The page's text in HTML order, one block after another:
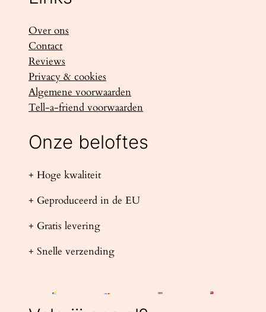
Over ons
Contact
Reviews
Privacy & cookies
Algemene voorwaarden
Tell-a-friend voorwaarden
Onze beloftes
+ Hoge kwaliteit
+ Geproduceerd in de EU
+ Gratis levering
+ Snelle verzending